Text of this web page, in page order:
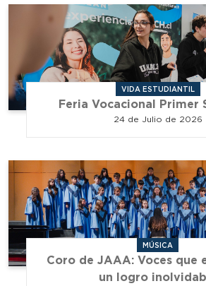
VIDA ESTUDIANTIL
Feria Vocacional Primer
24 de Julio de 2026
MÚSICA
Coro de JAAA: Voces que
un logro